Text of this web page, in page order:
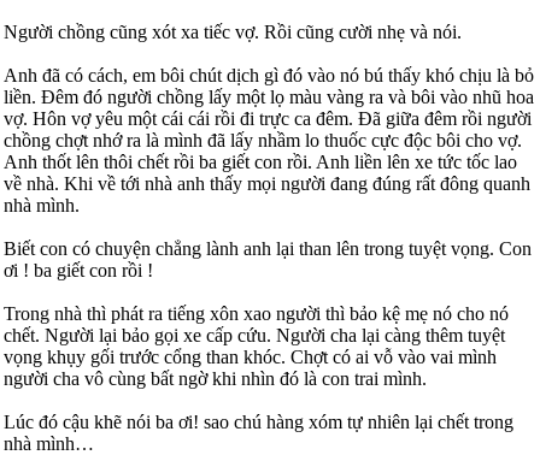
Người chồng cũng xót xa tiếc vợ. Rồi cũng cười nhẹ và nói.
Anh đã có cách, em bôi chút dịch gì đó vào nó bú thấy khó chịu là bỏ
liền. Đêm đó người chồng lấy một lọ màu vàng ra và bôi vào nhũ hoa
vợ. Hôn vợ yêu một cái cái rồi đi trực ca đêm. Đã giữa đêm rồi người
chồng chợt nhớ ra là mình đã lấy nhầm lo thuốc cực độc bôi cho vợ.
Anh thốt lên thôi chết rồi ba giết con rồi. Anh liền lên xe tức tốc lao
về nhà. Khi về tới nhà anh thấy mọi người đang đúng rất đông quanh
nhà mình.
Biết con có chuyện chẳng lành anh lại than lên trong tuyệt vọng. Con
ơi ! ba giết con rồi !
Trong nhà thì phát ra tiếng xôn xao người thì bảo kệ mẹ nó cho nó
chết. Người lại bảo gọi xe cấp cứu. Người cha lại càng thêm tuyệt
vọng khụy gối trước cổng than khóc. Chợt có ai vỗ vào vai mình
người cha vô cùng bất ngờ khi nhìn đó là con trai mình.
Lúc đó cậu khẽ nói ba ơi! sao chú hàng xóm tự nhiên lại chết trong
nhà mình…